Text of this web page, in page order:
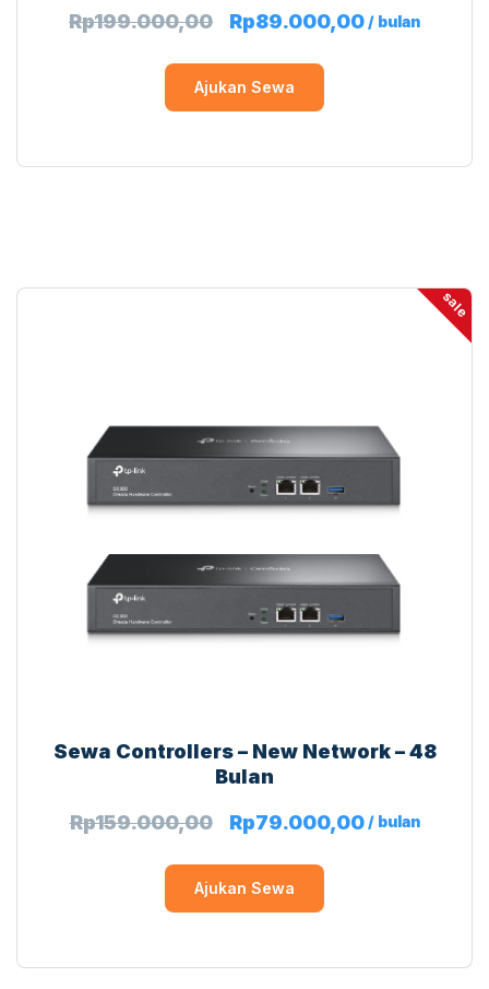
Rp199.000,00 Rp89.000,00 / bulan
Ajukan Sewa
sale
Sewa Controllers – New Network – 48
Bulan
Rp159.000,00 Rp79.000,00/ bulan
Ajukan Sewa